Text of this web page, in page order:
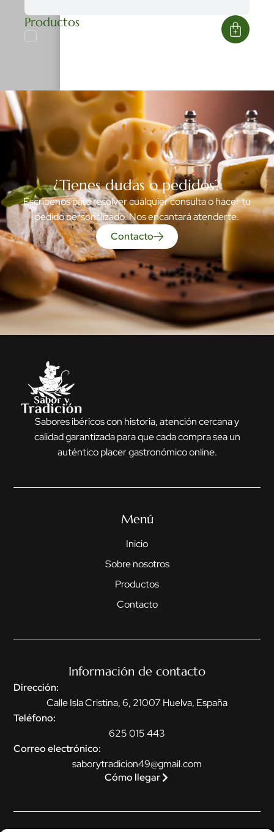
Productos
¿Tienes dudas o pedidos?
Escríbenos para resolver cualquier consulta o hacer tu
pedido personalizado. Nos encantará atenderte.
Contacto
Sabores ibéricos con historia, atención cercana y
calidad garantizada para que cada compra sea un
auténtico placer gastronómico online.
Menú
Inicio
Sobre nosotros
Productos
Contacto
Información de contacto
Dirección:
Calle Isla Cristina, 6, 21007 Huelva, España
Teléfono:
625 015 443
Correo electrónico:
saborytradicion49@gmail.com
Cómo llegar